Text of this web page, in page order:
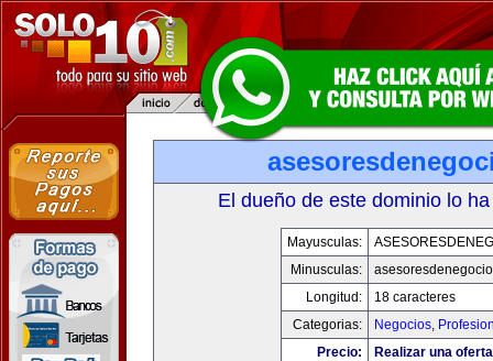
El dueño de este dominio lo
Mayusculas:
Minusculas:
Longitud:
18 caracteres
Categorias:
Negocios,
Precio:
Realizar una